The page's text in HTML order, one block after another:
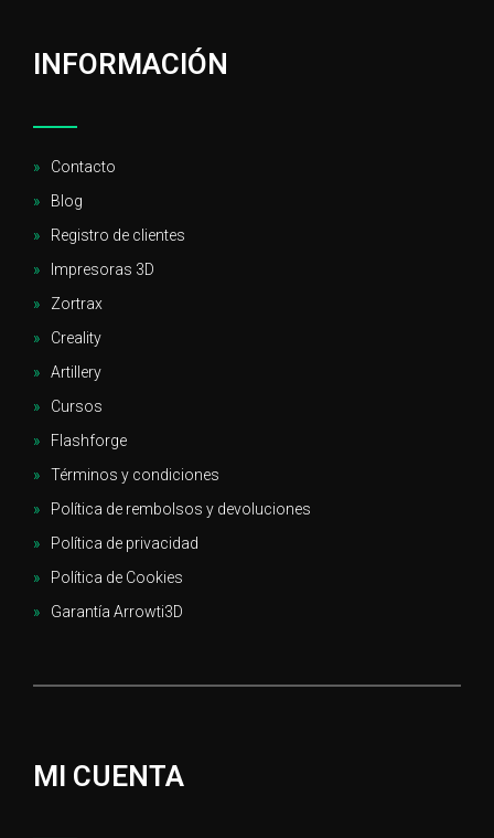
INFORMACIÓN
Contacto
Blog
Registro de clientes
Impresoras 3D
Zortrax
Creality
Artillery
Cursos
Flashforge
Términos y condiciones
Política de rembolsos y devoluciones
Política de privacidad
Política de Cookies
Garantía Arrowti3D
MI CUENTA